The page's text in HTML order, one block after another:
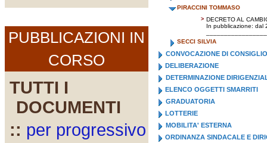
PUBBLICAZIONI IN
CORSO
TUTTI I
DOCUMENTI
:: per progressivo
PIRACCINI TOMMASO
> DECRETO AL
In pubblicazione: dal
SECCI SILVIA
CONVOCAZIONE DI CONSIGLIO
DELIBERAZIONE
DETERMINAZIONE
ELENCO OGGETTI SMARRITI
GRADUATORIA
LOTTERIE
MOBILITA' ESTERNA
ORDINANZA SINDACALE E